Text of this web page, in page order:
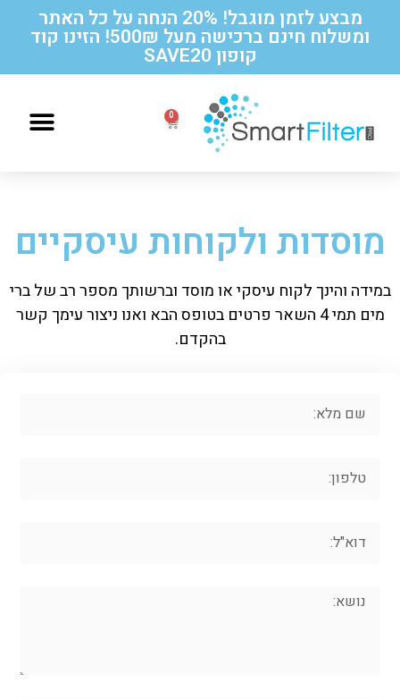
מבצע לזמן מוגבל! 20% הנחה על כל האתר
ומשלוח חינם ברכישה מעל 500₪! הזינו קוד
קופון SAVE20
מוסדות ולקוחות עיסקיים
במידה והינך לקוח עיסקי או מוסד וברשותך מספר רב של ברי
מים תמי 4 השאר פרטים בטופס הבא ואנו ניצור עימך קשר
בהקדם.